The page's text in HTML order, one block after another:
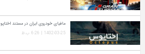
مافیای خودروی ایران در مستند
1402-03-25 | 6:26 ب.ظ